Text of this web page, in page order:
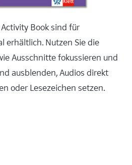
Activity Book sind für
erhältlich. Nutzen Sie die
Ausschnitte fokussieren und
ausblenden, Audios direkt
oder Lesezeichen setzen.